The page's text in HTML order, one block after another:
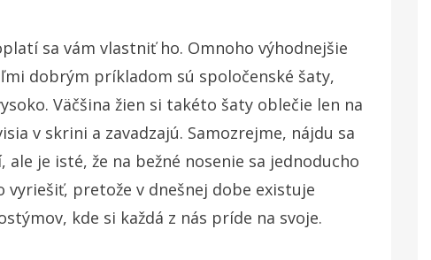
sa vám vlastniť ho. Omnoho výhodnejšie
dobrým príkladom sú spoločenské šaty,
Väčšina žien si takéto šaty oblečie len na
v skrini a zavadzajú. Samozrejme, nájdu sa
je isté, že na bežné nosenie sa jednoducho
pretože v dnešnej dobe existuje
kde si každá z nás príde na svoje.